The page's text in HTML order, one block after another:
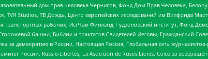
дом прав человека Чернигов, Фонд Дом Прав Человека,
Studios, ТВ Дождь, Центр европейских исследований им Вилфрида
рабочих, ИстЧам Финланд, Гудзоновский институт, Фонд
башни, Библии и трактатов Свидетелей Иеговы, Гражданский
демократию в России, Настоящая Россия, Глобальная сеть журналистов-
России, Russie-Libertes, La Asocicion de Rusos Libres, Союз за